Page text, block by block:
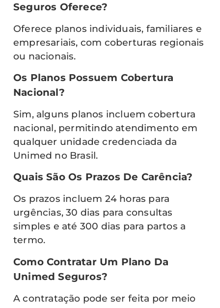
Seguros Oferece?
Oferece planos individuais, familiares e
empresariais, com coberturas regionais
ou nacionais.
Os Planos Possuem Cobertura
Nacional?
Sim, alguns planos incluem cobertura
nacional, permitindo atendimento em
qualquer unidade credenciada da
Unimed no Brasil.
Quais São Os Prazos De Carência?
Os prazos incluem 24 horas para
urgências, 30 dias para consultas
simples e até 300 dias para partos a
termo.
Como Contratar Um Plano Da
Unimed Seguros?
A contratação pode ser feita por meio